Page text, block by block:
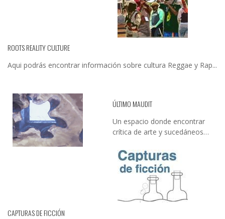
ROOTS REALITY CULTURE
Aqui podrás encontrar información sobre cultura Reggae y Rap...
ÚLTIMO MAUDIT
Un espacio donde encontrar
crítica de arte y sucedáneos…
CAPTURAS DE FICCIÓN